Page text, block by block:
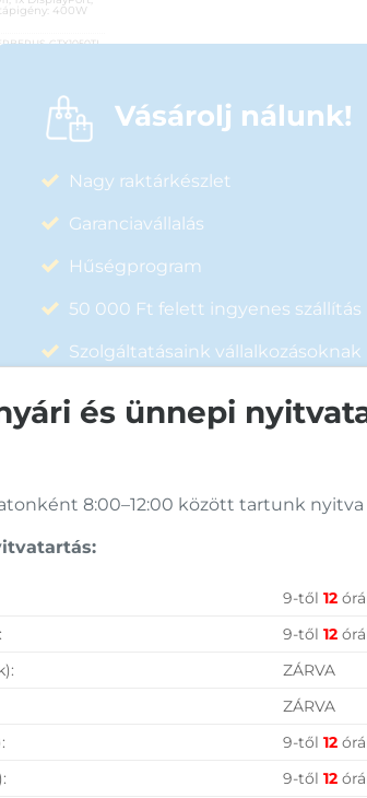
400W
GTX1050TI-
Vásárolj nálunk!
Nagy raktárkészlet
Garanciavállalás
Hűségprogram
50 000 Ft felett ingyenes szállítás
Szolgáltatásaink vállalkozásoknak
és ünnepi
8:00–12:00 között tartunk
9-től 12
9-től 12
ZÁRVA
ZÁRVA
9-től 12
9-től 12